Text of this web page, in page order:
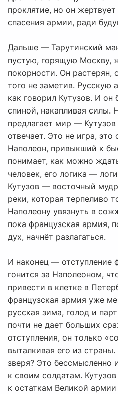
проклятие, но он
спасения армии, ради
Дальше — Тарутинский
пустую, горящую Москву,
покорности. Он растерян,
того не заметив. Русскую
как говорил Кутузов. И он
спиной, накапливая силы.
предлагает мир —
отвечает. Это не игра, это
Наполеон, привыкший к
понимает, как можно
человек, его логика —
Кутузов — восточный
реки, которая терпеливо
Наполеону увязнуть в
пока французская армия,
дух, начнёт разлагаться.
И наконец — отступление
гонится за Наполеоном,
привести в клетке в
французская армия уже
русская зима, голод и
почти не дает больших
отступления, он только
выталкивая его из
зверя? Это
к своим солдатам.
к остаткам Великой